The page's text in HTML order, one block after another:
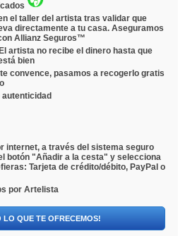
el taller del artista tras validar que
directamente a tu casa. Aseguramos
Allianz Seguros™
artista no recibe el dinero hasta que
bien
convence, pasamos a recogerlo gratis
internet, a través del sistema seguro
botón "Añadir a la cesta" y selecciona
Tarjeta de crédito/débito, PayPal o
por Artelista
LO QUE TE OFRECEMOS!